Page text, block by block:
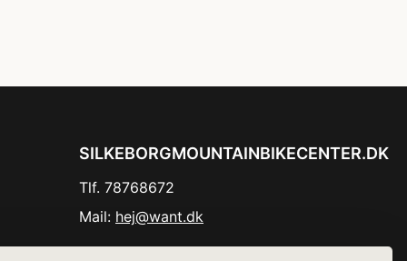
SILKEBORGMOUNTAINBIKECENTER.DK
Tlf. 78768672
Mail: hej@want.dk